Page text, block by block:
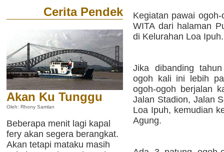
Cerita Pendek
Akan Ku Tunggu
Oleh: Rhony Samlan
Beberapa menit lagi kapal
fery akan segera berangkat.
Akan tetapi mataku masih
Kegiatan pawai
WITA dari halaman
di Kelurahan Loa Ipuh.
Jika dibanding
ogoh kali ini lebih
ogoh-ogoh berjalan
Jalan Stadion, Jalan
Loa Ipuh, kemudian
Agung.